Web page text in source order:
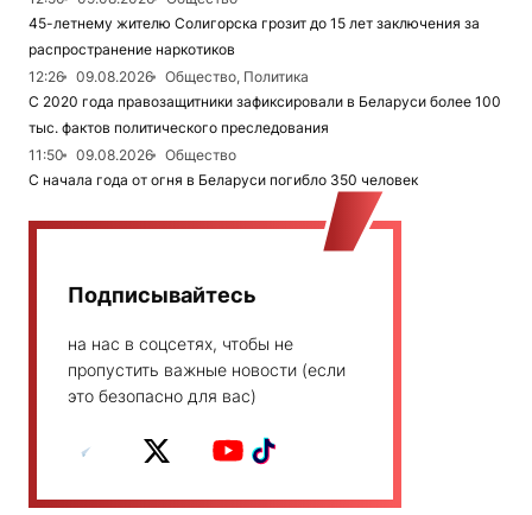
45-летнему жителю Солигорска грозит до 15 лет заключения за
распространение наркотиков
12:26
09.08.2026
Общество, Политика
С 2020 года правозащитники зафиксировали в Беларуси более 100
тыс. фактов политического преследования
11:50
09.08.2026
Общество
С начала года от огня в Беларуси погибло 350 человек
Подписывайтесь
на нас в соцсетях, чтобы не
пропустить важные новости (если
это безопасно для вас)